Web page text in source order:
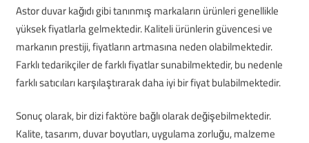
Astor duvar kağıdı gibi tanınmış markaların ürünleri genellikle
yüksek fiyatlarla gelmektedir. Kaliteli ürünlerin güvencesi ve
markanın prestiji, fiyatların artmasına neden olabilmektedir.
Farklı tedarikçiler de farklı fiyatlar sunabilmektedir, bu nedenle
farklı satıcıları karşılaştırarak daha iyi bir fiyat bulabilmektedir.
Sonuç olarak, bir dizi faktöre bağlı olarak değişebilmektedir.
Kalite, tasarım, duvar boyutları, uygulama zorluğu, malzeme